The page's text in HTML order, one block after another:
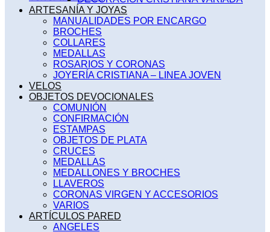
ARTESANÍA Y JOYAS
MANUALIDADES POR ENCARGO
BROCHES
COLLARES
MEDALLAS
ROSARIOS Y CORONAS
JOYERÍA CRISTIANA – LINEA JOVEN
VELOS
OBJETOS DEVOCIONALES
COMUNIÓN
CONFIRMACIÓN
ESTAMPAS
OBJETOS DE PLATA
CRUCES
MEDALLAS
MEDALLONES Y BROCHES
LLAVEROS
CORONAS VIRGEN Y ACCESORIOS
VARIOS
ARTÍCULOS PARED
ANGELES